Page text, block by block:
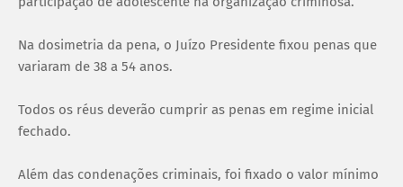
Na dosimetria da pena, o Juízo Presidente fixou penas que
variaram de 38 a 54 anos.
Todos os réus deverão cumprir as penas em regime inicial
fechado.
Além das condenações criminais, foi fixado o valor mínimo